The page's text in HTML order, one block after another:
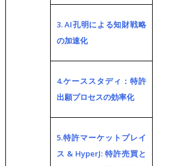
3. AI孔明による知財戦略
の加速化
4.ケーススタディ：特許
出願プロセスの効率化
5.特許マーケットプレイ
ス & HyperJ: 特許売買と